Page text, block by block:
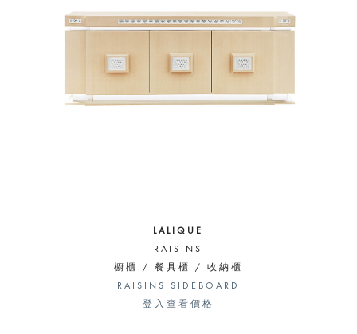
LALIQUE
RAISINS
櫥櫃 / 餐具櫃 / 收納櫃
RAISINS SIDEBOARD
登入查看價格